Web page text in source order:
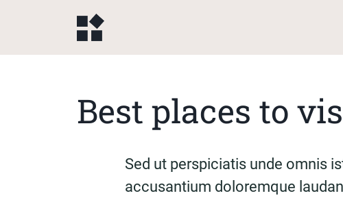
Best places to
Sed ut perspiciatis unde omnis
accusantium doloremque